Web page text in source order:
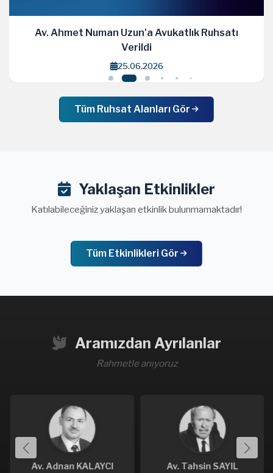
Ruhsatı Av. Esin Cirav'a Avukatlık Ruhsatı
Tüm Ruhsat Alanları Gör
Yaklaşan Etkinlikler
Katılabileceğiniz yaklaşan etkinlik bulunmamaktadır!
Tüm Etkinlikleri Gör
Aramızdan Ayrılanlar
Rahmetle anıyoruz
Av. Adnan KALAYCI Av. Tahsin SAYIL